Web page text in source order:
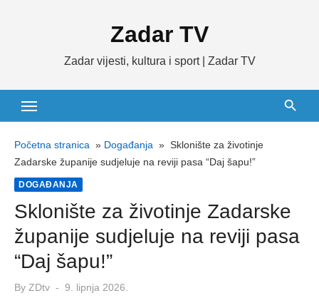
Zadar TV
Zadar vijesti, kultura i sport | Zadar TV
Početna stranica » Događanja » Sklonište za životinje
Zadarske županije sudjeluje na reviji pasa “Daj šapu!”
DOGAĐANJA
Sklonište za životinje Zadarske
županije sudjeluje na reviji pasa
“Daj šapu!”
By ZDtv
Posted
9. lipnja 2026.